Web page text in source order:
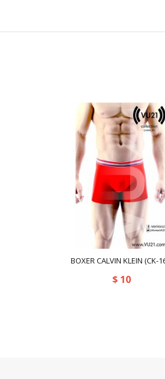
BOXER CALVIN KLEIN (CK-
$10